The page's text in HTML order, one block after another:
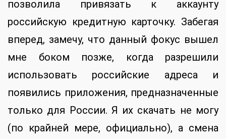
позволила привязать к аккаунту
российскую кредитную карточку. Забегая
вперед, замечу, что данный фокус вышел
мне боком позже, когда разрешили
использовать российские адреса и
появились приложения, предназначенные
только для России. Я их скачать не могу
(по крайней мере, официально), а смена